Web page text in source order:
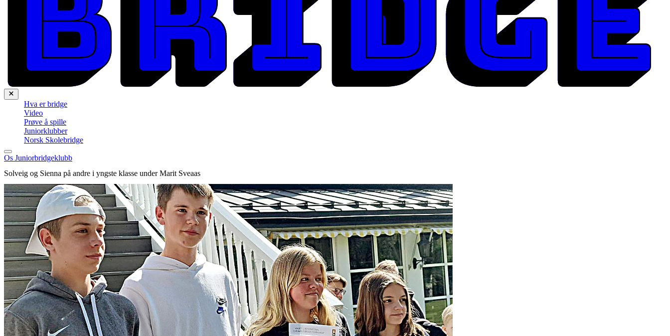
Hva er bridge
Video
Prøve å spille
Juniorklubber
Norsk Skolebridge
Os Juniorbridgeklubb
Solveig og Sienna på andre i yngste klasse under Marit Sveaas